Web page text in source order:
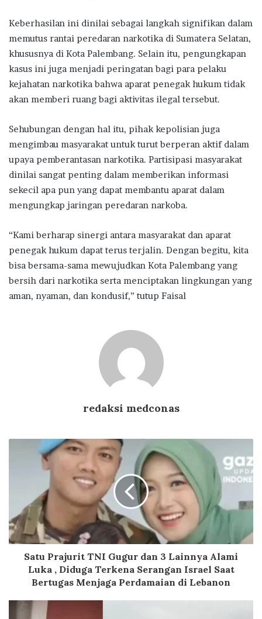
Keberhasilan ini dinilai sebagai langkah signifikan dalam
memutus rantai peredaran narkotika di Sumatera Selatan,
khususnya di Kota Palembang. Selain itu, pengungkapan
kasus ini juga menjadi peringatan bagi para pelaku
kejahatan narkotika bahwa aparat penegak hukum tidak
akan memberi ruang bagi aktivitas ilegal tersebut.
Sehubungan dengan hal itu, pihak kepolisian juga
mengimbau masyarakat untuk turut berperan aktif dalam
upaya pemberantasan narkotika. Partisipasi masyarakat
dinilai sangat penting dalam memberikan informasi
sekecil apa pun yang dapat membantu aparat dalam
mengungkap jaringan peredaran narkoba.
“Kami berharap sinergi antara masyarakat dan aparat
penegak hukum dapat terus terjalin. Dengan begitu, kita
bisa bersama-sama mewujudkan Kota Palembang yang
bersih dari narkotika serta menciptakan lingkungan yang
aman, nyaman, dan kondusif,” tutup Faisal
redaksi medconas
Satu Prajurit TNI Gugur dan 3 Lainnya Alami
Luka , Diduga Terkena Serangan Israel Saat
Bertugas Menjaga Perdamaian di Lebanon